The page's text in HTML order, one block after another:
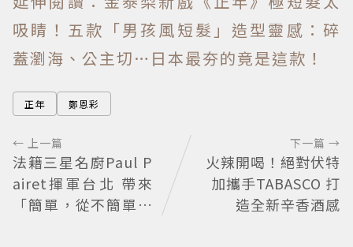
吸睛！五款「男孩風短髮」造型靈感：碎
蓋瀏海、公主切…日本最夯的竟是這款！
正年 鄭恩彩
← 上一篇
法籍三星名廚Paul P
airet揮軍台北 帶來
「簡單，從不簡單」
下一篇 →
火辣開喝！絕對伏特
加攜手TABASCO 打
造全新辛香酒感